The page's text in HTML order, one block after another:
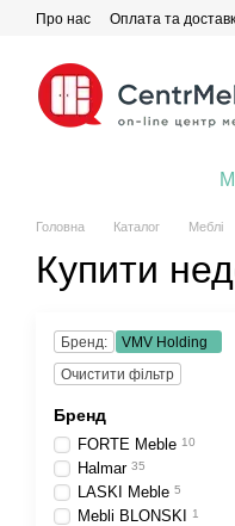
Перейти до основного
Про нас Оплата та
Головна Каталог Меблі
Купити
Бренд:
VMV Holding
Очистити фільтр
Бренд
FORTE Meble 10
Halmar 35
LASKI Meble 5
Mebli BLONSKI 1